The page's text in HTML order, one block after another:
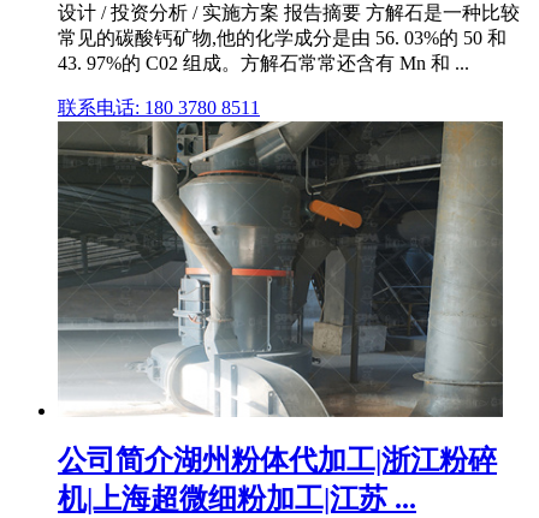
设计 / 投资分析 / 实施方案 报告摘要 方解石是一种比较
常见的碳酸钙矿物,他的化学成分是由 56. 03%的 50 和
43. 97%的 C02 组成。方解石常常还含有 Mn 和 ...
联系电话: 180 3780 8511
公司简介湖州粉体代加工|浙江粉碎
机|上海超微细粉加工|江苏 ...